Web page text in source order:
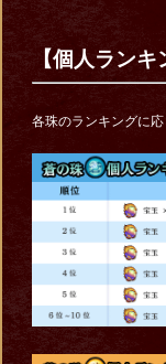
【個人ランキ
各珠のランキングに応